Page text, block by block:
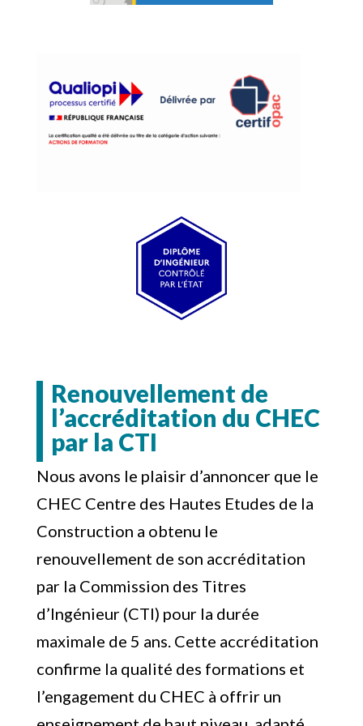
Renouvellement de
l’accréditation du CHEC
par la CTI
Nous avons le plaisir d’annoncer que le
CHEC Centre des Hautes Etudes de la
Construction a obtenu le
renouvellement de son accréditation
par la Commission des Titres
d’Ingénieur (CTI) pour la durée
maximale de 5 ans. Cette accréditation
confirme la qualité des formations et
l’engagement du CHEC à offrir un